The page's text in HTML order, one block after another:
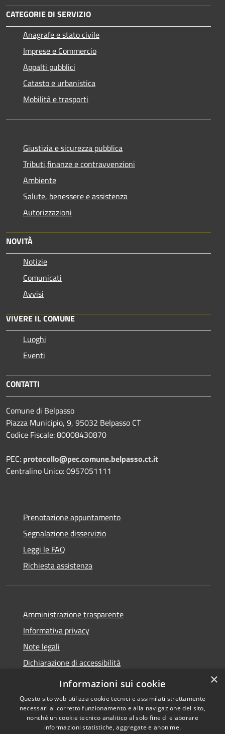
CATEGORIE DI SERVIZIO
Anagrafe e stato civile
Imprese e Commercio
Appalti pubblici
Catasto e urbanistica
Mobilità e trasporti
Giustizia e sicurezza pubblica
Tributi,finanze e contravvenzioni
Ambiente
Salute, benessere e assistenza
Autorizzazioni
NOVITÀ
Notizie
Comunicati
Avvisi
VIVERE IL COMUNE
Luoghi
Eventi
CONTATTI
Comune di Belpasso
Piazza Municipio, 9, 95032 Belpasso CT
Codice Fiscale: 80008430870
PEC: protocollo@pec.comune.belpasso.ct.it
Centralino Unico: 0957051111
Prenotazione appuntamento
Segnalazione disservizio
Leggi le FAQ
Richiesta assistenza
Amministrazione trasparente
Informativa privacy
Note legali
Dichiarazione di accessibilità
RSS
Accessibilità
Copyright © 2026 • Comune di
Belpasso • Powered by
×
Informazioni sui cookie
Questo sito web utilizza cookie tecnici e assimilati strettamente
necessari al corretto funzionamento e alla navigazione del sito,
nonché un cookie tecnico analitico al solo fine di elaborare
informazioni statistiche, aggregate e anonime.